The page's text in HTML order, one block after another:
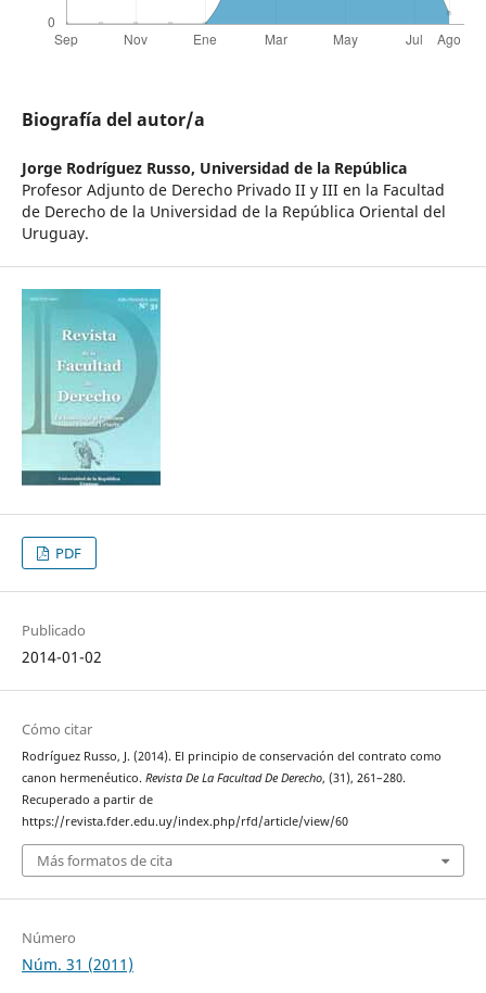
Biografía del autor/a
Jorge Rodríguez Russo, Universidad de la República
Profesor Adjunto de Derecho Privado II y III en la Facultad
de Derecho de la Universidad de la República Oriental del
Uruguay.
PDF
Publicado
2014-01-02
Cómo citar
Rodríguez Russo, J. (2014). El principio de conservación del contrato como
canon hermenéutico. Revista De La Facultad De Derecho, (31), 261–280.
Recuperado a partir de
https://revista.fder.edu.uy/index.php/rfd/article/view/60
Más formatos de cita
Número
Núm. 31 (2011)